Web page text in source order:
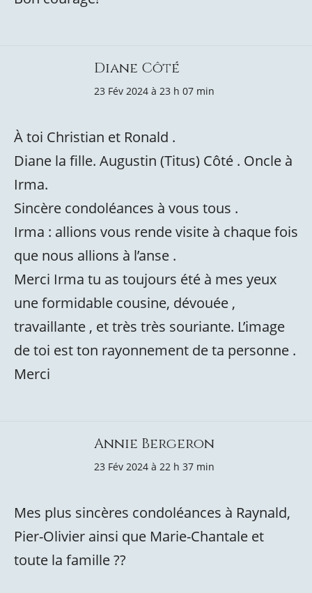
Diane Côté
23 Fév 2024 à 23 h 07 min
À toi Christian et Ronald .
Diane la fille. Augustin (Titus) Côté . Oncle à
Irma.
Sincère condoléances à vous tous .
Irma : allions vous rende visite à chaque fois
que nous allions à l’anse .
Merci Irma tu as toujours été à mes yeux
une formidable cousine, dévouée ,
travaillante , et très très souriante. L’image
de toi est ton rayonnement de ta personne .
Merci
Annie Bergeron
23 Fév 2024 à 22 h 37 min
Mes plus sincères condoléances à Raynald,
Pier-Olivier ainsi que Marie-Chantale et
toute la famille ??